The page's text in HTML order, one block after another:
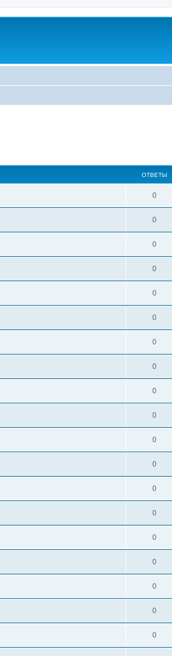
ОТВЕТЫ
0
0
0
0
0
0
0
0
0
0
0
0
0
0
0
0
0
0
0